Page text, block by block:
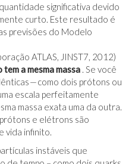
significativa devido
curto. Este resultado é
previsões do Modelo
ATLAS, JINST7, 2012)
a mesma massa . Se você
— como dois prótons ou
escala perfeitamente
massa exata uma da outra.
e elétrons são
vida infinito.
instáveis ​​que